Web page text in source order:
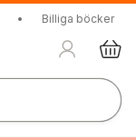
• Billiga böcker